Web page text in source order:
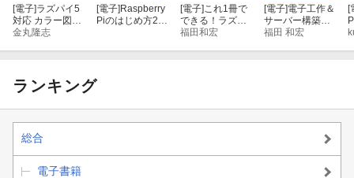
3-1 Raspberry Piとデスクトップパソコン
3-2 デスクトップOS ／サーバーOSの考え方
3-3 GUIの基本操作
3-4 フォルダとファイルの基本操作
3-5 アプリケーションを使いこなそう
[電子]ラズパイ5
対応 カラー図解
最新 Raspberry
金丸隆志
[電子]Raspberry
Piのはじめ方20
[電子] これ1冊で
できる！ラズベ
リー･パイ 超入
福田和宏
[電子]電子工作＆
サーバー構築徹
底解説！ ラズパ
福田 和宏
[
ランキング
総合
電子書籍